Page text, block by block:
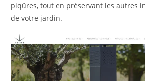
piqûres, tout en préservant les autres
de votre jardin.